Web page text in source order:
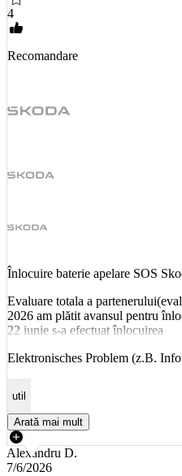
4
Recomandare
Înlocuire baterie apelare SOS
Evaluare totala a
2026 am plătit avansul pentru
22 iunie s-a efectuat înlocuirea
Elektronisches Problem (z.B.
util
Arată mai mult
Alexandru D.
7/6/2026